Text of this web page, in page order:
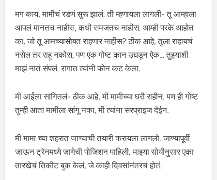
मग काय, मामीचं रडणं सुरू झालं. ती म्हणायला लागली- तू आम्हाला
आपलं मानतच नाहीस, कधी समजतच नाहीस. आम्ही परके आहोत
का, जो तू आमच्यासोबत राहणार नाहीस? ठीक आहे, तुला राहायचं
नसेल तर राहू नकोस, पण एक गोष्ट कान उघडून ऐक… तुझ्याशी
माझं नातं संपलं. रागात त्यांनी फोन कट केला.
मी आईला सांगितलं- ठीक आहे, मी मामीच्या घरी राहीन. पण ही गोष्ट
तुम्ही आता मामीला सांगू नका, मी त्यांना सरप्राइज देईन.
मी मामा च्या शहरात जाण्याची तयारी करायला लागलो. जाण्यापूर्वी
जाऊन ट्रेनमध्ये जागेची पोजिशन पाहिली. माझ्या सोयीनुसार एका
तारखेचं तिकीट बुक केलं, जे काही दिवसांनंतरचं होतं.